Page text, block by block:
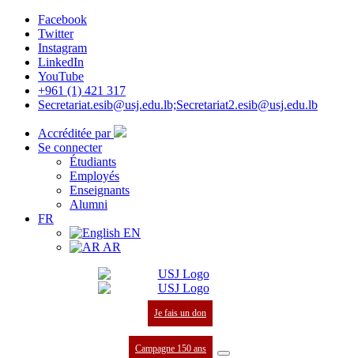
Facebook
Twitter
Instagram
LinkedIn
YouTube
+961 (1) 421 317
Secretariat.esib@usj.edu.lb;Secretariat2.esib@usj.edu.lb
Accréditée par
Se connecter
Étudiants
Employés
Enseignants
Alumni
FR
EN
AR
Je fais un don
Campagne 150 ans